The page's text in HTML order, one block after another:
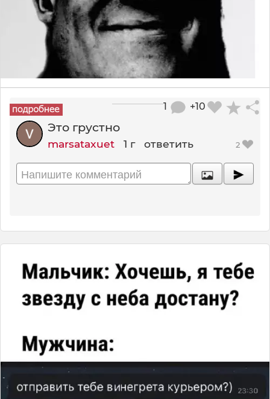
+10
1
Это грустно
marsataxuet 1 г ответить 2